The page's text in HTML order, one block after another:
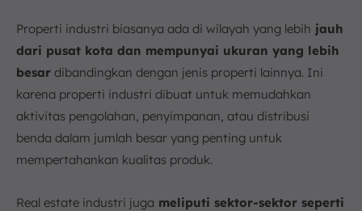
Properti industri biasanya ada di wilayah yang lebih jauh
dari pusat kota dan mempunyai ukuran yang lebih
besar dibandingkan dengan jenis properti lainnya. Ini
karena properti industri dibuat untuk memudahkan
aktivitas pengolahan, penyimpanan, atau distribusi
benda dalam jumlah besar yang penting untuk
mempertahankan kualitas produk.
Real estate industri juga meliputi sektor-sektor seperti